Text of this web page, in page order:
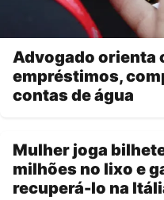
Advogado orienta
empréstimos,
contas de água
Mulher joga
milhões no lixo e
recuperá-lo na